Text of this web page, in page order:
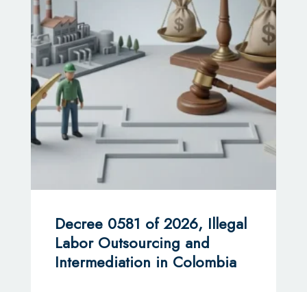
Decree 0581 of 2026, Illegal
Labor Outsourcing and
Intermediation in Colombia